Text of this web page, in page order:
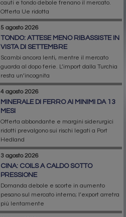
cauti e tondo debole frenano il mercato.
Offerta Ue ridotta
5 agosto 2026
TONDO: ATTESE MENO RIBASSISTE IN
VISTA DI SETTEMBRE
Scambi ancora lenti, mentre il mercato
guarda al dopo ferie. L’import dalla Turchia
resta un’incognita
4 agosto 2026
MINERALE DI FERRO AI MINIMI DA 13
MESI
Offerta abbondante e margini siderurgici
ridotti prevalgono sui rischi legati a Port
Hedland
3 agosto 2026
CINA: COILS A CALDO SOTTO
PRESSIONE
Domanda debole e scorte in aumento
pesano sul mercato interno; l’export arretra
più lentamente